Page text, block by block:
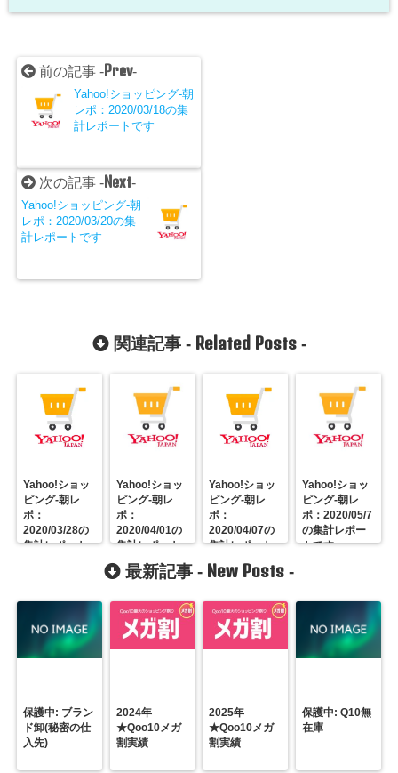
前の記事 - Prev-
Yahoo!ショッピング-朝
レポ：2020/03/18の集
計レポートです
次の記事 - Next-
Yahoo!ショッピング-朝
レポ：2020/03/20の集
計レポートです
関連記事 - Related Posts-
Yahoo!ショッ
ピング-朝レ
ポ：
2020/03/28の
集計レポート
Yahoo!ショッ
ピング-朝レ
ポ：
2020/04/01の
集計レポート
です
Yahoo!ショッ
ピング-朝レ
ポ：
2020/04/07の
集計レポート
です
Yahoo!ショッ
ピング-朝レ
ポ：2020/05/7
の集計レポー
トです
最新記事 - New Posts -
保護中: ブラン
ド卸(秘密の仕
入先)
2024年
★Qoo10メガ
割実績
2025年
★Qoo10メガ
割実績
保護中: Q10無
在庫